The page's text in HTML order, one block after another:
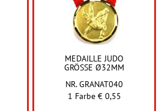
MEDAILLE JUDO
GRÖSSE Ø32MM
NR. GRANAT040
1 Farbe € 0,55